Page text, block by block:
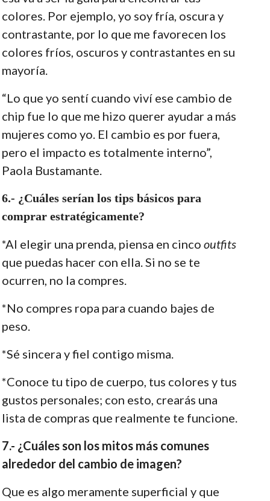
colores. Por ejemplo, yo soy fría, oscura y
contrastante, por lo que me favorecen los
colores fríos, oscuros y contrastantes en su
mayoría.
“Lo que yo sentí cuando viví ese cambio de
chip fue lo que me hizo querer ayudar a más
mujeres como yo. El cambio es por fuera,
pero el impacto es totalmente interno”,
Paola Bustamante.
6.- ¿Cuáles serían los tips básicos para
comprar estratégicamente?
*Al elegir una prenda, piensa en cinco outfits
que puedas hacer con ella. Si no se te
ocurren, no la compres.
*No compres ropa para cuando bajes de
peso.
*Sé sincera y fiel contigo misma.
*Conoce tu tipo de cuerpo, tus colores y tus
gustos personales; con esto, crearás una
lista de compras que realmente te funcione.
7.- ¿Cuáles son los mitos más comunes
alrededor del cambio de imagen?
Que es algo meramente superficial y que